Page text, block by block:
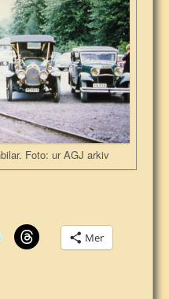
Foto: ur AGJ arkiv
Mer